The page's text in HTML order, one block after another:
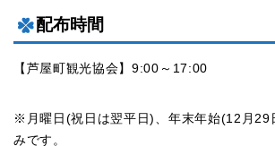
配布時間
【芦屋町観光協会】9:00～17:00
※月曜日(祝日は翌平日)、年末年始(12月29
みです。